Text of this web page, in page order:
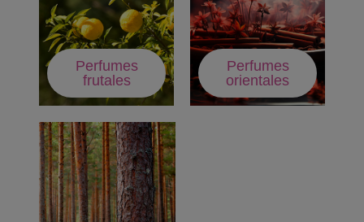
Perfumes
frutales
Perfumes
orientales